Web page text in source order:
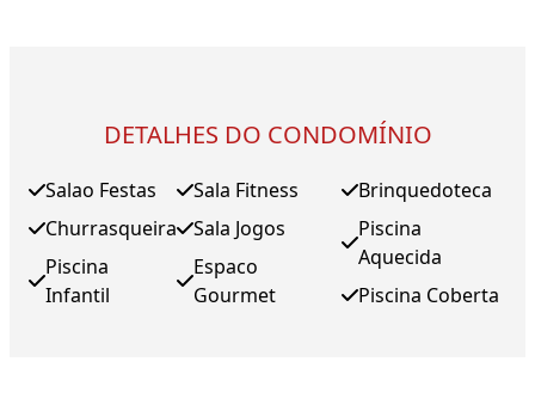
DETALHES DO CONDOMÍNIO
Salao Festas
Churrasqueira
Piscina
Infantil
Sala Fitness
Sala Jogos
Espaco
Gourmet
Brinquedoteca
Piscina
Aquecida
Piscina Coberta